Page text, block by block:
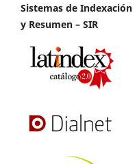
Sistemas de Indexación
y Resumen – SIR